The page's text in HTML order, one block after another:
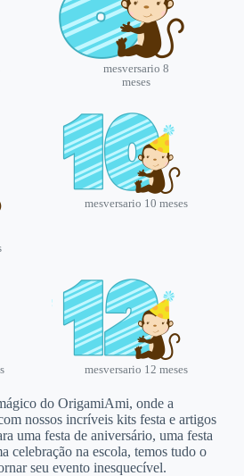
mesversario 8
meses
mesversario 10 meses
mesversario 12 meses
do OrigamiAmi, onde a
nossos incríveis kits festa e artigos
uma festa de aniversário, uma festa
celebração na escola, temos tudo o
seu evento inesquecível.